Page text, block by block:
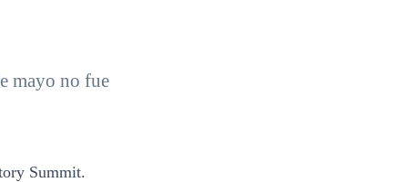
mayo no fue
Summit.